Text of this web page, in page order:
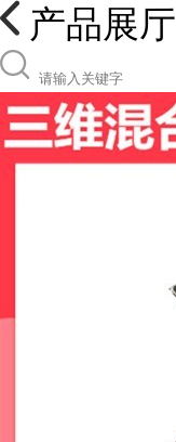
产品展厅